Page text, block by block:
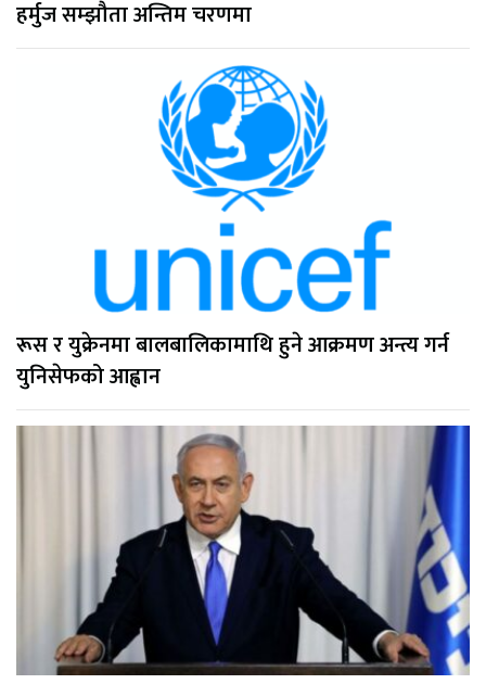
हर्मुज सम्झौता अन्तिम चरणमा
रूस र युक्रेनमा बालबालिकामाथि हुने आक्रमण अन्त्य गर्न
युनिसेफको आह्वान